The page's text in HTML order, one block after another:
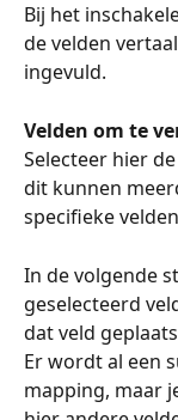
Bij het
de velden
ingevuld.
Velden om te
Selecteer hier
dit kunnen
specifieke
In de volgende
geselecteerd
dat veld
Er wordt al een
mapping, maar